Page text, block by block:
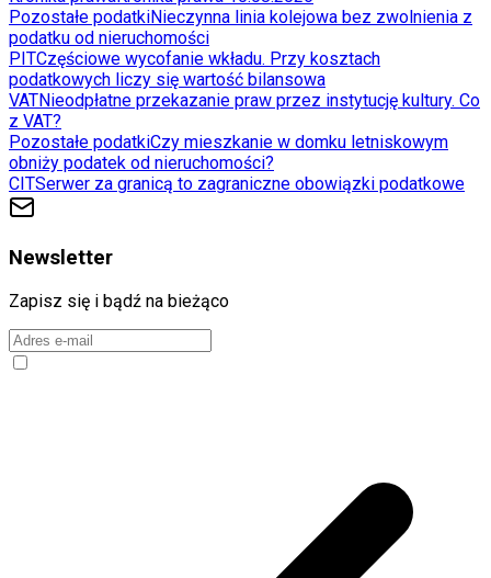
Pozostałe podatkiNieczynna linia kolejowa bez zwolnienia z
podatku od nieruchomości
PITCzęściowe wycofanie wkładu. Przy kosztach
podatkowych liczy się wartość bilansowa
VATNieodpłatne przekazanie praw przez instytucję kultury. Co
z VAT?
Pozostałe podatkiCzy mieszkanie w domku letniskowym
obniży podatek od nieruchomości?
CITSerwer za granicą to zagraniczne obowiązki podatkowe
Newsletter
Zapisz się i bądź na bieżąco